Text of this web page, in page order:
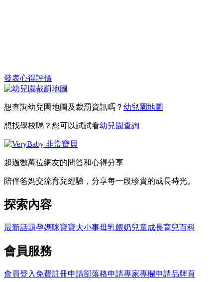
發表心得評價
想查詢幼兒園地圖及裁罰資訊嗎？ 幼兒園地圖
想找學校嗎？您可以試試看幼兒園查詢
超過數萬位網友的問答和心得分享
陪伴爸媽交流育兒經驗，分享每一段珍貴的成長時光。
探索內容
最新話題孕媽咪寶寶大小事母乳餵奶兒童成長育兒百科
會員服務
會員登入 免費註冊申請部落格申請專家專欄申請品牌頁